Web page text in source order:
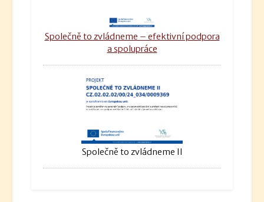
Společně to zvládneme – efektivní podpora
a spolupráce
Společně to zvládneme II